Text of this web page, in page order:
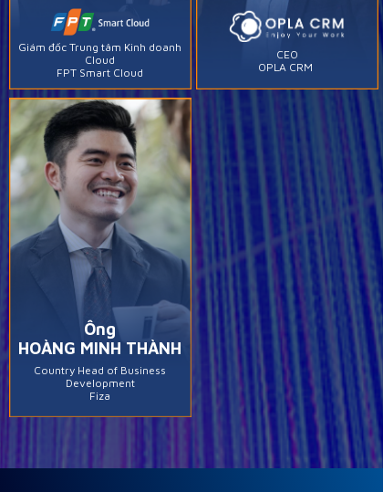
CEO
OPLA CRM
Giám đốc Trung tâm Kinh doanh
Cloud
FPT Smart Cloud
Ông
HOÀNG MINH THÀNH
Country Head of Business
Development
Fiza